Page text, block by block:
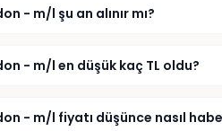
- m/l şu an alınır mı?
- m/l en düşük kaç TL oldu?
- m/l fiyatı düşünce nasıl